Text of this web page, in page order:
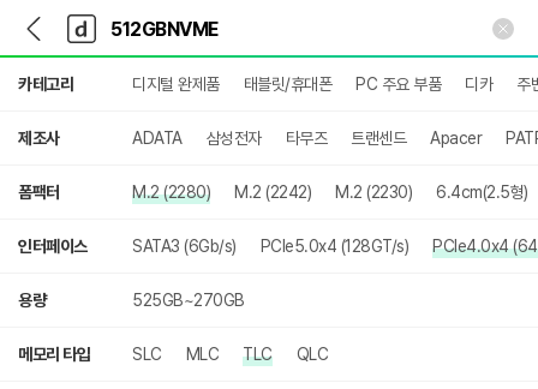
다
나
와
가
기
다
와
메
인
카테고리 디지털 완제품 태블릿/휴대폰 PC 주요 부품 디카 주
제조사 ADATA 삼성전자 타무즈 트랜센드 Apacer
폼팩터 M.2 (2280) M.2 (2242) M.2 (2230) 6.4cm(2.5형)
인터페이스 SATA3 (6Gb/s) PCIe5.0x4 (128GT/s) PCIe4.0x4
용량 525GB~270GB
메모리 타입 SLC MLC TLC QLC